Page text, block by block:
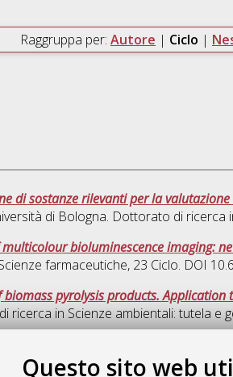
Questo sito web
Raggruppa per: Autore | Ciclo |
di sostanze rilevanti per la
di Bologna. Dottorato di ricerca
bioluminescence imaging:
farmaceutiche, 23 Ciclo. DOI
pyrolysis products.
ricerca in Scienze ambientali: tutela e